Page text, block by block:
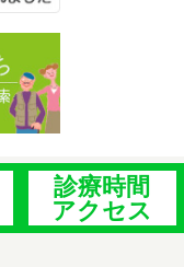
診療時間
アクセス
ック